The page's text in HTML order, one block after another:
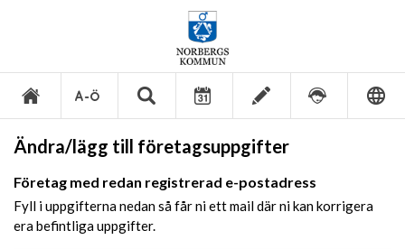
Ändra/lägg till företagsuppgifter
Företag med redan registrerad e-postadress
Fyll i uppgifterna nedan så får ni ett mail där ni kan korrigera
era befintliga uppgifter.